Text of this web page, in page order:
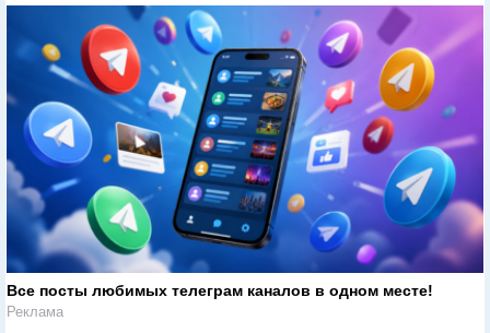
Все посты любимых телеграм каналов в одном месте!
Реклама